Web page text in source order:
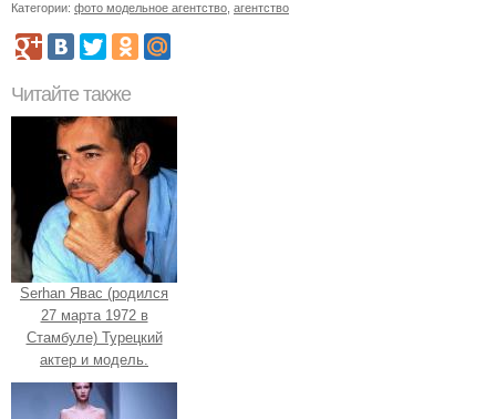
Категории: фото модельное агентство, агентство
Читайте также
Serhan Явас (родился
27 марта 1972 в
Стамбуле) Турецкий
актер и модель.